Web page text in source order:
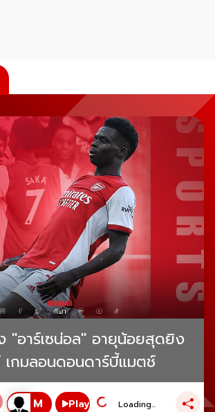
"อาร์เซน่อล" อายุน้อยสุดยิง
กมลอนดอนดาร์บี้แมตช์
Play Loading...